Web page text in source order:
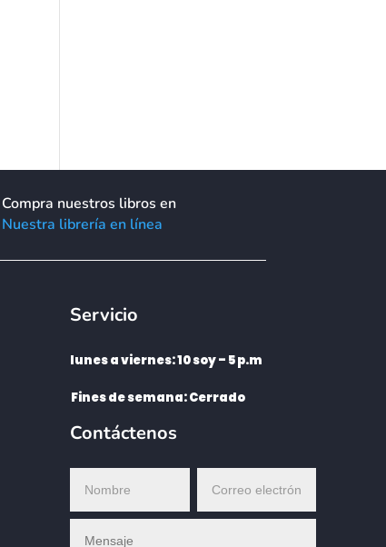
Compra nuestros libros en
Nuestra librería en línea
Servicio
lunes a viernes: 10 soy – 5 p.m
Fines de semana: Cerrado
Contáctenos